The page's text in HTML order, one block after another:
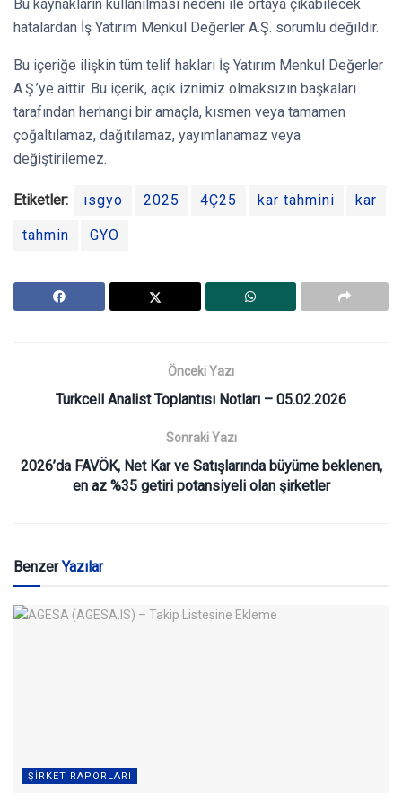
Bu kaynakların kullanılması nedeni ile ortaya çıkabilecek
hatalardan İş Yatırım Menkul Değerler A.Ş. sorumlu değildir.
Bu içeriğe ilişkin tüm telif hakları İş Yatırım Menkul Değerler
A.Ş.’ye aittir. Bu içerik, açık iznimiz olmaksızın başkaları
tarafından herhangi bir amaçla, kısmen veya tamamen
çoğaltılamaz, dağıtılamaz, yayımlanamaz veya
değiştirilemez.
Etiketler: ısgyo 2025 4Ç25 kar tahmini kar
tahmin GYO
Önceki Yazı
Turkcell Analist Toplantısı Notları – 05.02.2026
Sonraki Yazı
2026’da FAVÖK, Net Kar ve Satışlarında büyüme beklenen,
en az %35 getiri potansiyeli olan şirketler
BenzerYazılar
ŞIRKET RAPORLARI